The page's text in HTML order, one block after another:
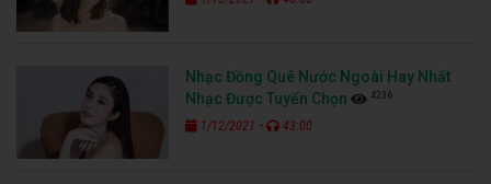
Nhạc Đồng Quê Nước Ngoài Hay Nhất
Nhạc Được Tuyển Chọn
4236
1/12/2021 - 43:00